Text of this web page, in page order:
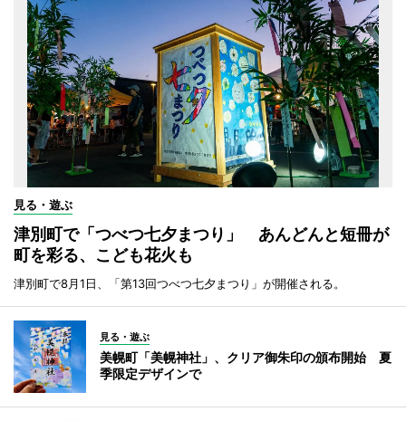
見る・遊ぶ
津別町で「つべつ七夕まつり」 あんどんと短冊が
町を彩る、こども花火も
津別町で8月1日、「第13回つべつ七夕まつり」が開催される。
見る・遊ぶ
美幌町「美幌神社」、クリア御朱印の頒布開始 夏
季限定デザインで